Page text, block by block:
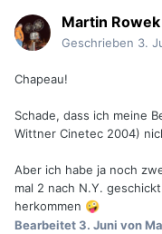
Martin Rowek
Geschrieben 3.
Chapeau!
Schade, dass ich meine
Wittner Cinetec 2004)
Aber ich habe ja noch
mal 2 nach N.Y.
herkommen 🤪
Bearbeitet3. Juni von